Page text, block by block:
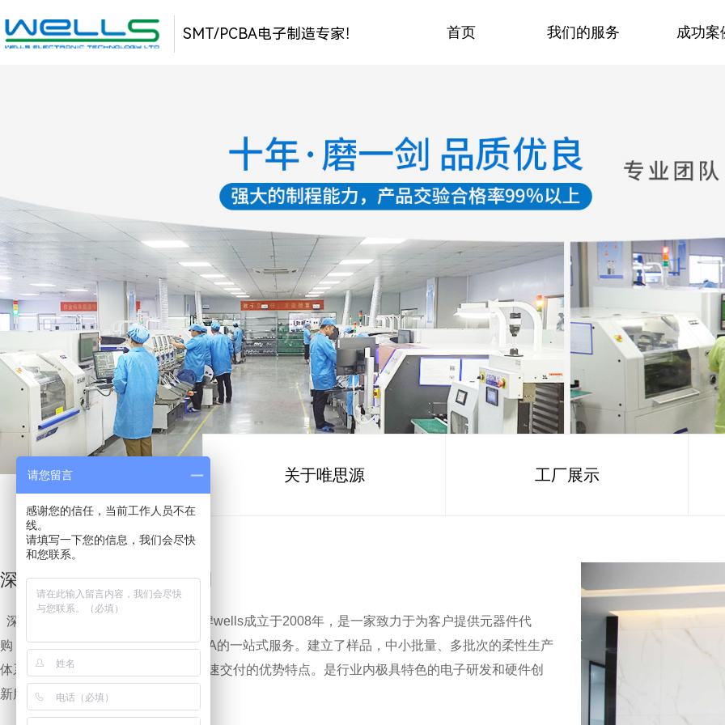
关于唯思源 工厂展示
深圳市唯思源科技有限公司
深圳市唯思源科技有限公司旗下品牌wells成立于2008年，是一家致力于为客户提供元器件代
购，SMT贴片，DIP,组装测试等PCBA的一站式服务。建立了样品，中小批量、多批次的柔性生产
体系，具备快速报价，快速生产，快速交付的优势特点。是行业内极具特色的电子研发和硬件创
新服务商。
首页 我们的服务 成功案
SMT/PCBA电子制造专家！
请您留言
感谢您的信任，当前工作人员不在
线。
请填写一下您的信息，我们会尽快
和您联系。